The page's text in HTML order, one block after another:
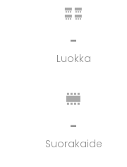
-
Luokka
-
Suorakaide